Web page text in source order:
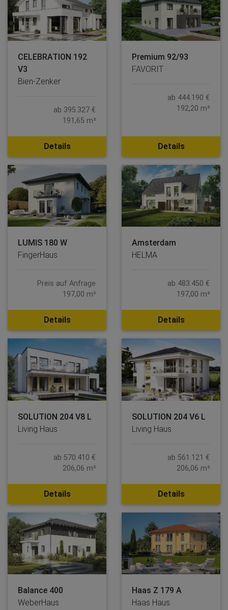
CELEBRATION 192
V3
Bien-Zenker
ab 395.327 €
191,65 m²
Details
Premium 92/93
FAVORIT
ab 444.190 €
192,20 m²
Details
LUMIS 180 W
FingerHaus
Preis auf Anfrage
197,00 m²
Details
Amsterdam
HELMA
ab 483.450 €
197,00 m²
Details
SOLUTION 204 V8 L
Living Haus
ab 570.410 €
206,06 m²
Details
SOLUTION 204 V6 L
Living Haus
ab 561.121 €
206,06 m²
Details
Balance 400
WeberHaus
Haas Z 179 A
Haas Haus